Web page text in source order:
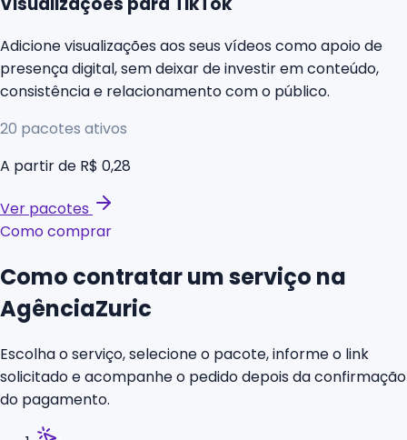
Adicione visualizações aos seus vídeos como apoio de
presença digital, sem deixar de investir em conteúdo,
consistência e relacionamento com o público.
20 pacotes ativos
A partir de R$ 0,28
Ver pacotes
Como comprar
Como contratar um serviço na
AgênciaZuric
Escolha o serviço, selecione o pacote, informe o link
solicitado e acompanhe o pedido depois da confirmação
do pagamento.